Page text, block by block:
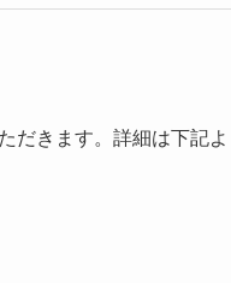
だきます。詳細は下記